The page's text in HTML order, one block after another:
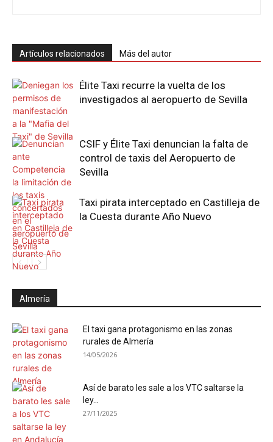
Artículos relacionados Más del autor
Élite Taxi recurre la vuelta de los
investigados al aeropuerto de Sevilla
CSIF y Élite Taxi denuncian la falta de
control de taxis del Aeropuerto de
Sevilla
Taxi pirata interceptado en Castilleja de
la Cuesta durante Año Nuevo
Almería
El taxi gana protagonismo en las zonas
rurales de Almería
14/05/2026
Así de barato les sale a los VTC saltarse la
ley...
27/11/2025